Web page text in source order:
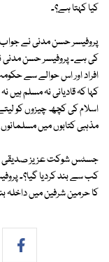
کیا کہتا ہے؟۔
پروفیسر حسن مدنی نے
کی ہے۔ پروفیسر حسن مدنی
افراد اور اس حوالے سے
کہا کہ قادیانی نہ مسلم ہیں
اسلام کی کچھ چیزوں کو
مذہبی کتابوں میں مسلمانوں
جسٹس شوکت عزیز صدیقی
کب سے بند کردیا گیا؟۔
کا حرمین شرفین میں داخلہ